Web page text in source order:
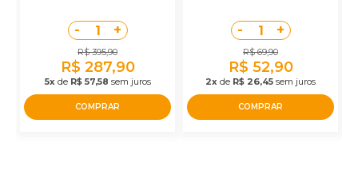
- 1 +
R$ 395,90
R$ 287,90
5xde R$ 57,58 sem juros
COMPRAR
- 1 +
R$ 69,90
R$ 52,90
2x de R$ 26,45 sem juros
COMPRAR